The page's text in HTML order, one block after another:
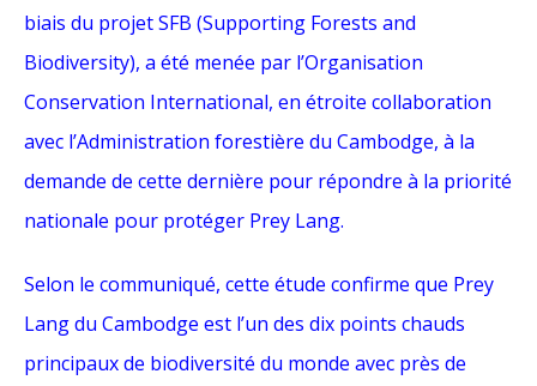
biais du projet SFB (Supporting Forests and
Biodiversity), a été menée par l’Organisation
Conservation International, en étroite collaboration
avec l’Administration forestière du Cambodge, à la
demande de cette dernière pour répondre à la priorité
nationale pour protéger Prey Lang.
Selon le communiqué, cette étude confirme que Prey
Lang du Cambodge est l’un des dix points chauds
principaux de biodiversité du monde avec près de